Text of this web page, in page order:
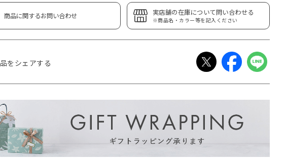
商品に関するお問い合わせ 実店舗の在庫について問い合わせる
※商品名・カラー等を記入ください
をシェアする